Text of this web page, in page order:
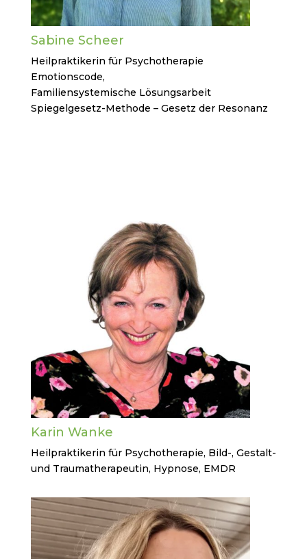
Sabine Scheer
Heilpraktikerin für Psychotherapie
Emotionscode,
Familiensystemische Lösungsarbeit
Spiegelgesetz-Methode – Gesetz der Resonanz
Karin Wanke
Heilpraktikerin für Psychotherapie, Bild-, Gestalt-
und Traumatherapeutin, Hypnose, EMDR